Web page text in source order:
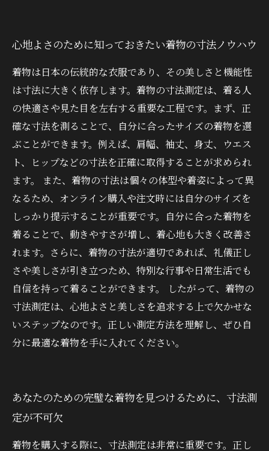
心地よさのために知っておきたい着物の寸法ノウハウ
着物は日本の伝統的な衣服であり、その美しさと機能性
は寸法に大きく依存します。着物の寸法測定は、着る人
の快適さや見た目を左右する重要な工程です。まず、正
確な寸法を測ることで、自分に合ったサイズの着物を選
ぶことができます。例えば、肩幅、袖丈、身丈、ウエス
ト、ヒップなどの寸法を正確に取得することが求められ
ます。 また、着物の寸法は個々の体型や着姿によって異
なるため、オンライン購入や注文時には自分のサイズを
しっかり提示することが重要です。自分に合った着物を
着ることで、動きやすさが増し、着心地も大きく改善さ
れます。さらに、着物の寸法が適切であれば、礼儀正し
さや美しさが引き立つため、特別な行事や日常生活でも
自信を持って着ることができます。 したがって、着物の
寸法測定は、心地よさと美しさを追求する上で欠かせな
いステップなのです。正しい測定方法を理解し、ぜひ自
分に最適な着物を手に入れてください。
あなたのための完璧な着物を見つけるために、寸法測
定が不可欠
着物を購入する際に、寸法測定は非常に重要です。正し